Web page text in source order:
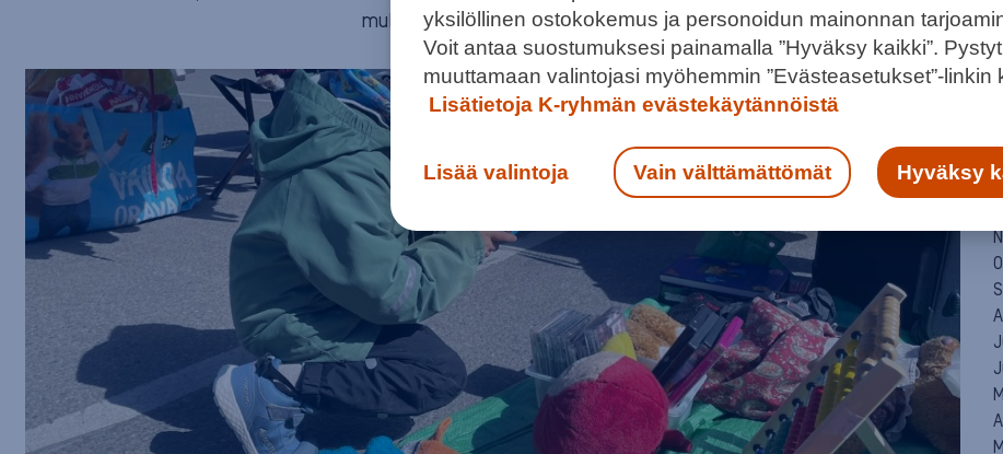
mukaan ostoksille tai myyjäksi.
yksilöllinen ostokokemus ja personoidun mainonnan
Voit antaa suostumuksesi painamalla ”Hyväksy kaikki”. Pystyt
muuttamaan valintojasi myöhemmin ”Evästeasetukset”-linkin
Lisätietoja K-ryhmän evästekäytännöistä
Lisää valintoja Vain välttämättömät Hyväksy